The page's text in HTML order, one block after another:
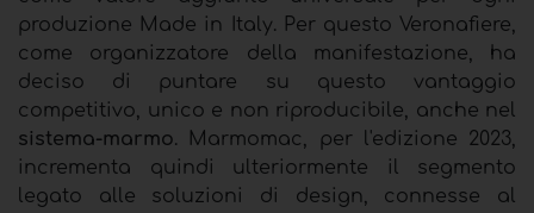
produzione Made in Italy. Per questo Veronafiere,
come organizzatore della manifestazione, ha
deciso di puntare su questo vantaggio
competitivo, unico e non riproducibile, anche nel
sistema-marmo. Marmomac, per l'edizione 2023,
incrementa quindi ulteriormente il segmento
legato alle soluzioni di design, connesse al